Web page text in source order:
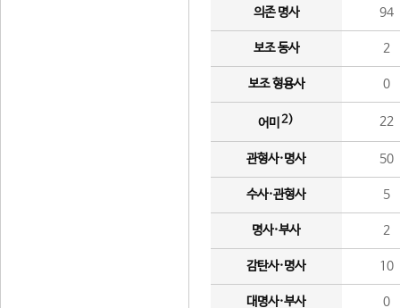
의존 명사 94
보조 동사 2
보조 형용사 0
어미 2) 22
관형사·명사 50
수사·관형사 5
명사·부사 2
감탄사·명사 10
대명사·부사 0